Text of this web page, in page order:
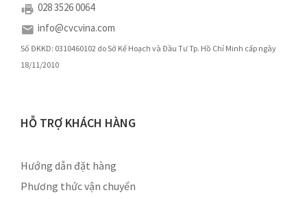
028 3526 0064
info@cvcvina.com
Số ĐKKD: 0310460102 do Sở Kế Hoạch và Đầu Tư Tp. Hồ Chí Minh cấp ngày
18/11/2010
HỖ TRỢ KHÁCH HÀNG
Hướng dẫn đặt hàng
Phương thức vận chuyển